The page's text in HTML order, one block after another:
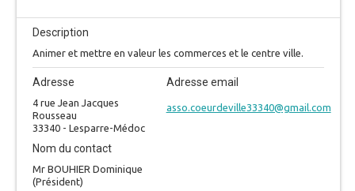
Description
Animer et mettre en valeur les commerces et le centre ville.
Adresse
4 rue Jean Jacques
Rousseau
33340 - Lesparre-Médoc
Adresse email
asso.coeurdeville33340@gmail.com
Nom du contact
Mr BOUHIER Dominique
(Président)